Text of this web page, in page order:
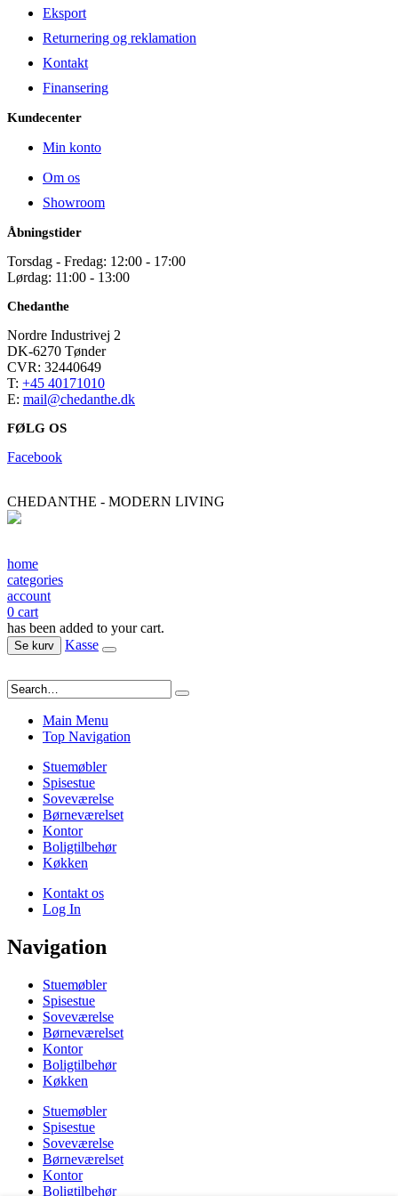
Eksport
Returnering og reklamation
Kontakt
Finansering
Kundecenter
Min konto
Om os
Showroom
Åbningstider
Torsdag - Fredag: 12:00 - 17:00
Lørdag: 11:00 - 13:00
Chedanthe
Nordre Industrivej 2
DK-6270 Tønder
CVR: 32440649
T: +45 40171010
E: mail@chedanthe.dk
FØLG OS
Facebook
CHEDANTHE - MODERN LIVING
home
categories
account
0 cart
has been added to your cart.
Se kurv Kasse
Main Menu
Top Navigation
Stuemøbler
Spisestue
Soveværelse
Børneværelset
Kontor
Boligtilbehør
Køkken
Kontakt os
Log In
Navigation
Stuemøbler
Spisestue
Soveværelse
Børneværelset
Kontor
Boligtilbehør
Køkken
Stuemøbler
Spisestue
Soveværelse
Børneværelset
Kontor
Boligtilbehør